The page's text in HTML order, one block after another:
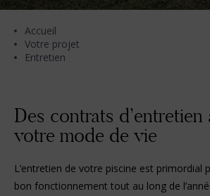
Accueil
Votre projet
Entretien
Des contrats d’entretien
votre mode de vie
L’entretien de votre piscine est primordial
bon fonctionnement tout au long de